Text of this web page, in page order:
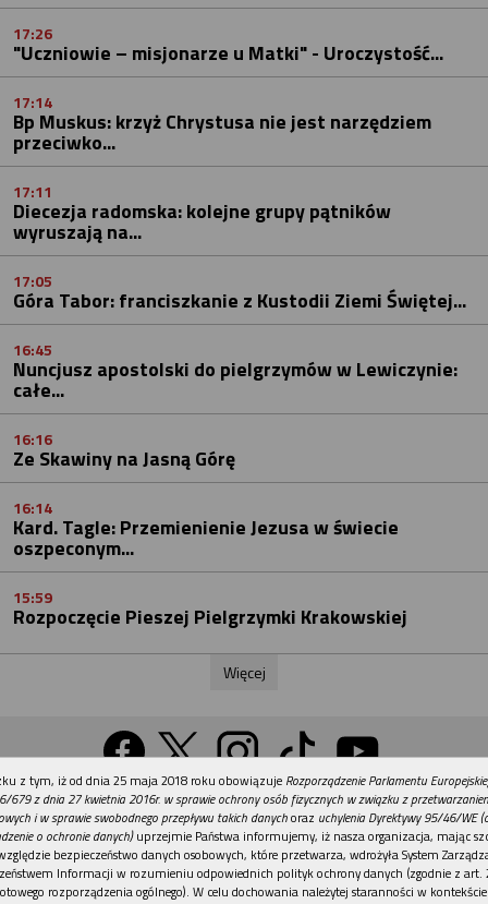
17:26
"Uczniowie – misjonarze u Matki" - Uroczystość...
17:14
Bp Muskus: krzyż Chrystusa nie jest narzędziem
przeciwko...
17:11
Diecezja radomska: kolejne grupy pątników
wyruszają na...
17:05
Góra Tabor: franciszkanie z Kustodii Ziemi Świętej...
16:45
Nuncjusz apostolski do pielgrzymów w Lewiczynie:
całe...
16:16
Ze Skawiny na Jasną Górę
16:14
Kard. Tagle: Przemienienie Jezusa w świecie
oszpeconym...
15:59
Rozpoczęcie Pieszej Pielgrzymki Krakowskiej
Więcej
Wersja na komputer
Działy Tematy Kontakt Reklama
Patronaty
REKLAMA
z tym, iż od dnia 25 maja 2018 roku obowiązuje Rozporządzenie Parlamentu
679 z dnia 27 kwietnia 2016r. w sprawie ochrony osób fizycznych w związku z
i w sprawie swobodnego przepływu takich danychoraz uchylenia Dyrektywy 95/46/WE
o ochronie danych)uprzejmie Państwa informujemy, iż nasza organizacja, mając
bezpieczeństwo danych osobowych, które przetwarza, wdrożyła System
Informacji w rozumieniu odpowiednich polityk ochrony danych (zgodnie z art.
rozporządzenia ogólnego). W celu dochowania należytej staranności w